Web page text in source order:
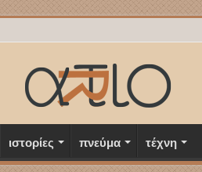
ιστορίες πνεύμα τέχνη